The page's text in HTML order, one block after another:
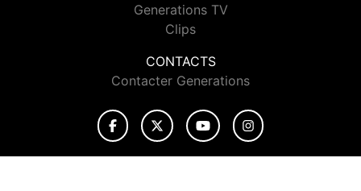
Generations TV
Clips
CONTACTS
Contacter Generations